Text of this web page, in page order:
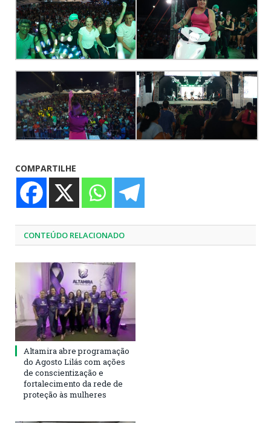
COMPARTILHE
CONTEÚDO RELACIONADO
Altamira abre programação
do Agosto Lilás com ações
de conscientização e
fortalecimento da rede de
proteção às mulheres